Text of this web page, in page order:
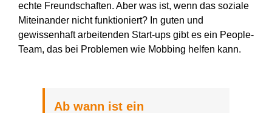
echte Freundschaften. Aber was ist, wenn das soziale
Miteinander nicht funktioniert? In guten und
gewissenhaft arbeitenden Start-ups gibt es ein People-
Team, das bei Problemen wie Mobbing helfen kann.
Ab wann ist ein